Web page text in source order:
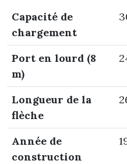
Capacité de
chargement
Port en lourd (8
m)
Longueur de la
flèche
Année de
construction